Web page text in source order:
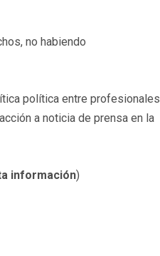
no habiendo
política entre profesionales
a noticia de prensa en la
información)